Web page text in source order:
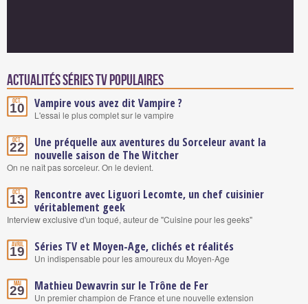
Actualités Séries TV populaires
Oct.
10 Vampire vous avez dit Vampire ?
L'essai le plus complet sur le vampire
Oct.
22
Une préquelle aux aventures du Sorceleur avant la
nouvelle saison de The Witcher
On ne naît pas sorceleur. On le devient.
Oct.
13
Rencontre avec Liguori Lecomte, un chef cuisinier
véritablement geek
Interview exclusive d'un toqué, auteur de "Cuisine pour les geeks"
Avril
19 Séries TV et Moyen-Age, clichés et réalités
Un indispensable pour les amoureux du Moyen-Age
Mai
29 Mathieu Dewavrin sur le Trône de Fer
Un premier champion de France et une nouvelle extension